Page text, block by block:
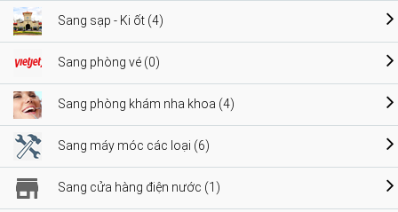
Sang sạp - Ki ốt (4)
Sang phòng vé (0)
Sang phòng khám nha khoa (4)
Sang máy móc các loại (6)
Sang cửa hàng điện nước (1)